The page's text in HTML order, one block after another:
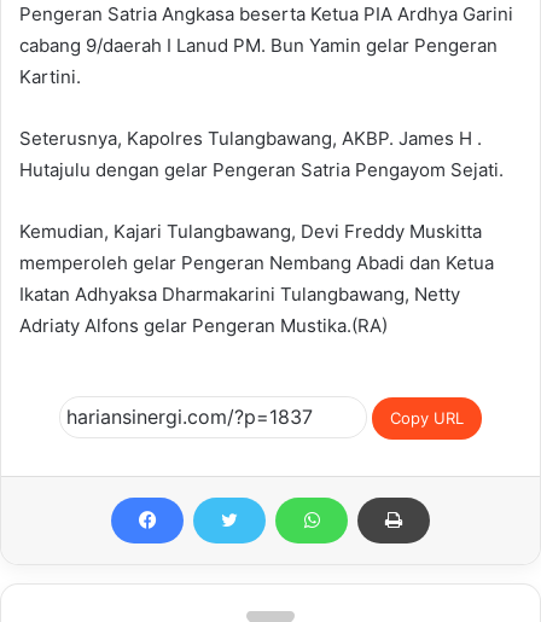
Pengeran Satria Angkasa beserta Ketua PIA Ardhya Garini
cabang 9/daerah I Lanud PM. Bun Yamin gelar Pengeran
Kartini.
Seterusnya, Kapolres Tulangbawang, AKBP. James H .
Hutajulu dengan gelar Pengeran Satria Pengayom Sejati.
Kemudian, Kajari Tulangbawang, Devi Freddy Muskitta
memperoleh gelar Pengeran Nembang Abadi dan Ketua
Ikatan Adhyaksa Dharmakarini Tulangbawang, Netty
Adriaty Alfons gelar Pengeran Mustika.(RA)
Copy URL